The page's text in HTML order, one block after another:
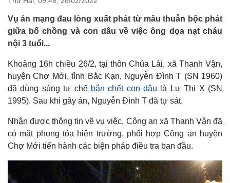
Nhận diện sự thật
Việc làm
Biển đảo
Vụ án mạng đau lòng xuất phát từ mâu thuẫn bộc phát
giữa bố chồng và con dâu về việc ông dọa nạt cháu
nội 3 tuổi...
Khoảng 16h chiều 26/2, tại thôn Chúa Lải, xã Thanh Vận,
huyện Chợ Mới, tỉnh Bắc Kạn, Nguyễn Đình T (SN 1960)
đã dùng súng tự chế bắn chết con dâu là Lự Thị X (SN
1995). Sau khi gây án, Nguyễn Đình T đã tự sát.
Nhận được thông tin về vụ việc, Công an xã Thanh Vận đã
có mặt phong tỏa hiện trường, phối hợp Công an huyện
Chợ Mới tiến hành các biện pháp điều tra ban đầu.